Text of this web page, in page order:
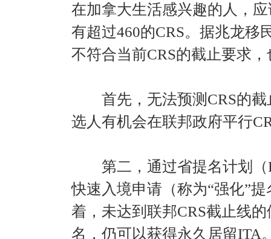
在加拿大生活感兴趣的人，
有超过460的CRS。据兆龙移
不符合当前CRS的截止要求
首先，无法预测CRS的截
选人有机会在联邦政府平行
第二，通过省提名计划（
快速入境申请（称为“强化”
着，未达到联邦CRS截止线
名，仍可以获得永久居留ITA